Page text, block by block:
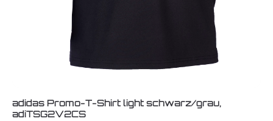
adidas Promo-T-Shirt light schwarz/grau,
adiTSG2V2CS